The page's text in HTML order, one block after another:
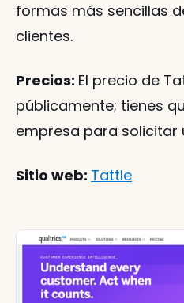
formas más sencillas
clientes.
Precios: El precio de
públicamente; tienes
empresa para solicitar
Sitio web: Tattle